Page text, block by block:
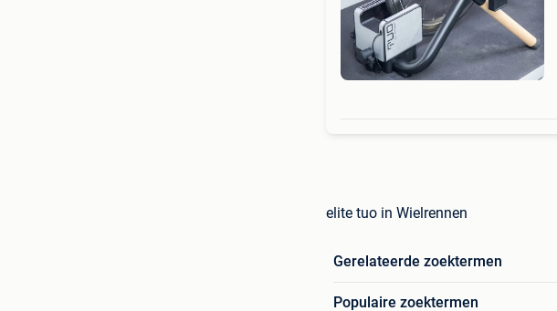
elite tuo in Wielrennen
Gerelateerde zoektermen
Populaire zoektermen